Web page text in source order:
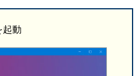
起動